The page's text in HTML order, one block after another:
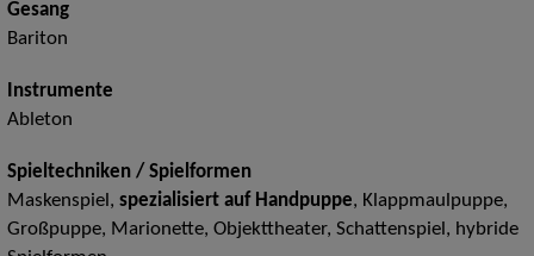
Gesang
Bariton
Instrumente
Ableton
Spieltechniken / Spielformen
Maskenspiel, spezialisiert auf Handpuppe, Klappmaulpuppe,
Großpuppe, Marionette, Objekttheater, Schattenspiel, hybride